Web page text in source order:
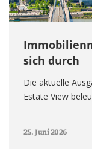
sich durch
Die aktuelle
Estate View
25. Juni 2026